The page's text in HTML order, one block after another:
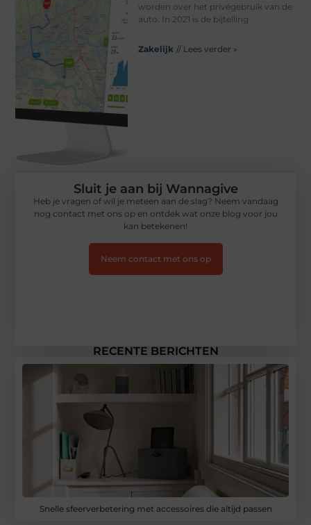
worden over het privégebruik van de
auto. In 2021 is de bijtelling
Zakelijk // Lees verder »
RECENTE BERICHTEN
Snelle sfeerverbetering met accessoires die altijd passen
Sluit je aan bij Wannagive
Heb je vragen of wil je meteen aan de slag? Neem vandaag
nog contact met ons op en ontdek wat onze blog voor jou
kan betekenen!
Neem contact met ons op